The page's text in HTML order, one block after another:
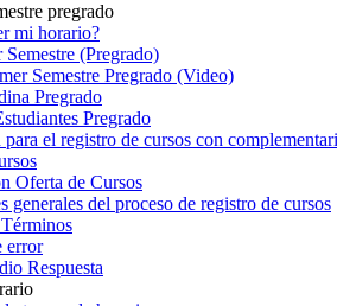
pregrado
mi horario?
Semestre (Pregrado)
Semestre Pregrado (Video)
Pregrado
Pregrado
el registro de cursos con
Oferta de Cursos
generales del proceso de registro de cursos
error
Respuesta